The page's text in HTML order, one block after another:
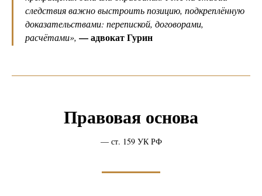
следствия важно выстроить позицию, подкреплённую
доказательствами: перепиской, договорами,
расчётами», — адвокат Гурин
Правовая основа
— ст. 159 УК РФ